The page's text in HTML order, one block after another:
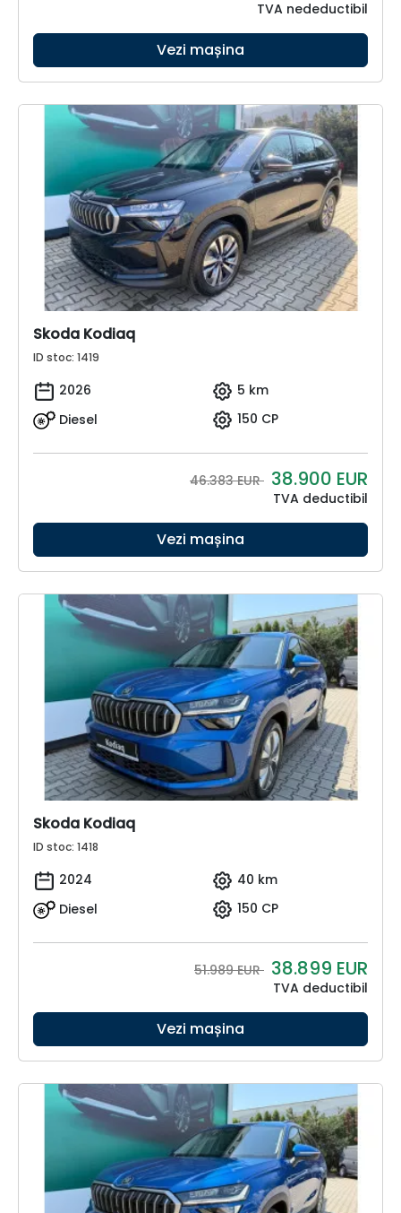
TVA nedeductibil
Vezi mașina
Skoda Kodiaq
ID stoc: 1419
2026
5 km
Diesel
150 CP
46.383 EUR 38.900 EUR
TVA deductibil
Vezi mașina
Skoda Kodiaq
ID stoc: 1418
2024
40 km
Diesel
150 CP
51.989 EUR 38.899 EUR
TVA deductibil
Vezi mașina